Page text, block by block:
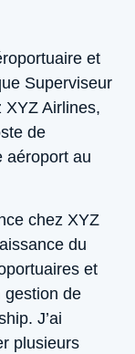
et
Superviseur
Airlines,
de
aéroport au
chez XYZ
du
et
gestion de
J’ai
plusieurs